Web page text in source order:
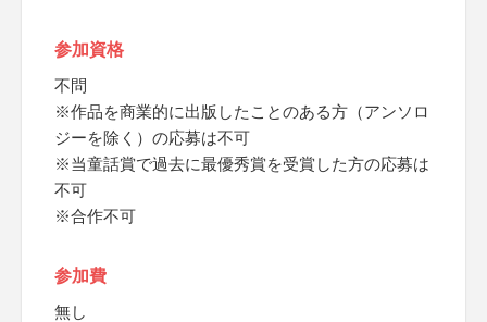
参加資格
不問
※作品を商業的に出版したことのある方（アンソロ
ジーを除く）の応募は不可
※当童話賞で過去に最優秀賞を受賞した方の応募は
不可
※合作不可
参加費
無し